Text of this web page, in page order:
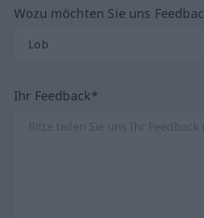
Wozu möchten Sie uns
Ihr Feedback*